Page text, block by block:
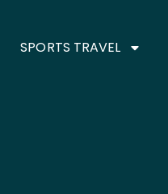
SPORTS TRAVEL